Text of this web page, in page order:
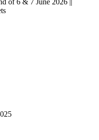
of 6 & 7 June 2026 ||